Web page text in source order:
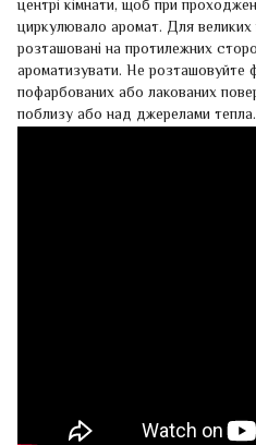
центрі кімнати, щоб при
циркулювало аромат. Для
розташовані на протилежних
ароматизувати. Не розташовуйте
пофарбованих або лакованих
поблизу або над джерелами тепла.